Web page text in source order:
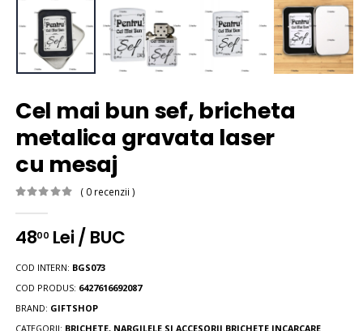
Cel mai bun sef, bricheta
metalica gravata laser
cu mesaj
( 0 recenzii )
4800 Lei / BUC
COD INTERN: BGS073
COD PRODUS: 6427616692087
BRAND: GIFTSHOP
CATEGORII: BRICHETE, NARGILELE SI ACCESORII BRICHETE INCARCARE